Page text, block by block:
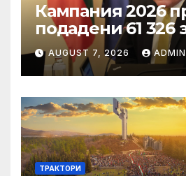
Кампания 2026
подадени 61 326
за подпомагане
AUGUST 7, 2026 ADMIN
ТРАКТОРИ